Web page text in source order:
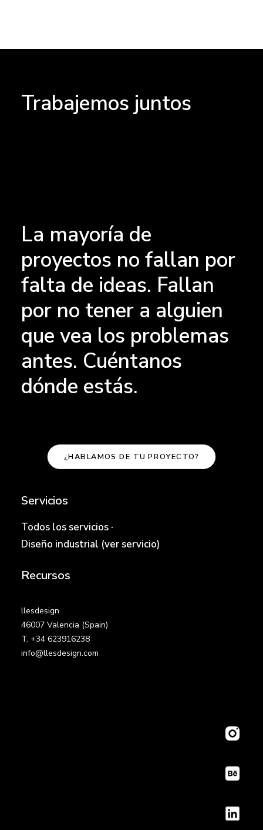
Trabajemos juntos
La mayoría de
proyectos no fallan por
falta de ideas. Fallan
por no tener a alguien
que vea los problemas
antes. Cuéntanos
dónde estás.
¿HABLAMOS DE TU PROYECTO?
Servicios
Todos los servicios ·
Diseño industrial (ver servicio)
Recursos
llesdesign
46007 Valencia (Spain)
T. +34 623916238
info@llesdesign.com